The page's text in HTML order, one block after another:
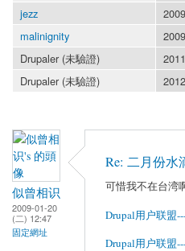
jezz
malinignity
Drupaler (未驗證)
Drupaler (未驗證)
似曾相识
2009-01-20
(二) 12:47
固定網址
Re: 二月份水
可惜我不在台湾
Drupal用户联盟
Drupal用户联盟